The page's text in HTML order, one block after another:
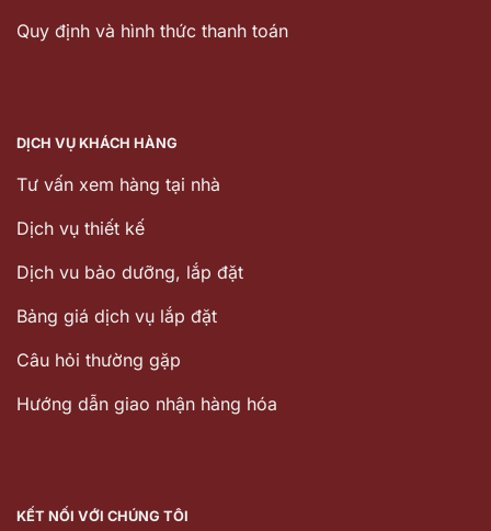
Quy định và hình thức thanh toán
DỊCH VỤ KHÁCH HÀNG
Tư vấn xem hàng tại nhà
Dịch vụ thiết kế
Dịch vu bảo dưỡng, lắp đặt
Bảng giá dịch vụ lắp đặt
Câu hỏi thường gặp
Hướng dẫn giao nhận hàng hóa
KẾT NỐI VỚI CHÚNG TÔI